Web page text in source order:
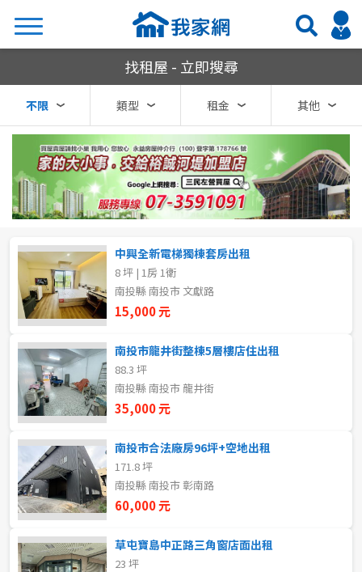
熱門關鍵字
不限
台北市
基隆市
新北市
宜蘭縣
桃園市
新竹市
新竹縣
苗栗縣
類型(可複選)
不拘 整層住家
雅房 其他住宅
辦公 住辦
我家網房屋租賃
找租屋 - 立即搜尋
不限 類型 租金 其他
中興全新電梯獨棟套房出租
8 坪 | 1房 1衛
南投縣 南投市 文獻路
15,000 元
南投市龍井街整棟5層樓店住出租
88.3 坪
南投縣 南投市 龍井街
35,000 元
南投市合法廠房96坪+空地出租
171.8 坪
南投縣 南投市 彰南路
60,000 元
草屯寶島中正路三角窗店面出租
23 坪